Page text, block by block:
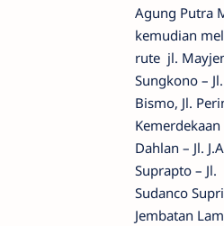
Agung Putra
kemudian
rute jl.
Sungkono –
Bismo, Jl.
Kemerdekaan
Dahlan – Jl. J.A
Suprapto – Jl.
Sudanco
Jembatan